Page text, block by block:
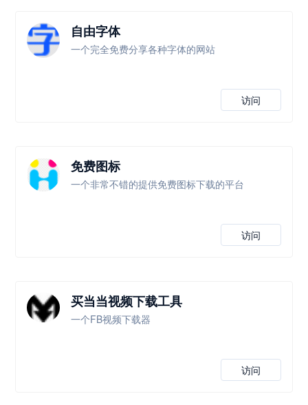
自由字体
一个完全免费分享各种字体的网站
访问
免费图标
一个非常不错的提供免费图标下载的平台
访问
买当当视频下载工具
一个FB视频下载器
访问